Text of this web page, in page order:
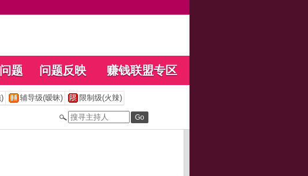
题 问题反映 赚钱联盟专区
辅导级(暧昧) 限制级(火辣)